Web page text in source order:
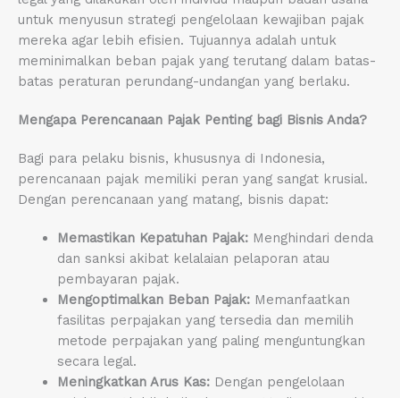
untuk menyusun strategi pengelolaan kewajiban pajak
mereka agar lebih efisien. Tujuannya adalah untuk
meminimalkan beban pajak yang terutang dalam batas-
batas peraturan perundang-undangan yang berlaku.
Mengapa Perencanaan Pajak Penting bagi Bisnis Anda?
Bagi para pelaku bisnis, khususnya di Indonesia,
perencanaan pajak memiliki peran yang sangat krusial.
Dengan perencanaan yang matang, bisnis dapat:
Memastikan Kepatuhan Pajak:Menghindari denda
dan sanksi akibat kelalaian pelaporan atau
pembayaran pajak.
Mengoptimalkan Beban Pajak:Memanfaatkan
fasilitas perpajakan yang tersedia dan memilih
metode perpajakan yang paling menguntungkan
secara legal.
Meningkatkan Arus Kas:Dengan pengelolaan